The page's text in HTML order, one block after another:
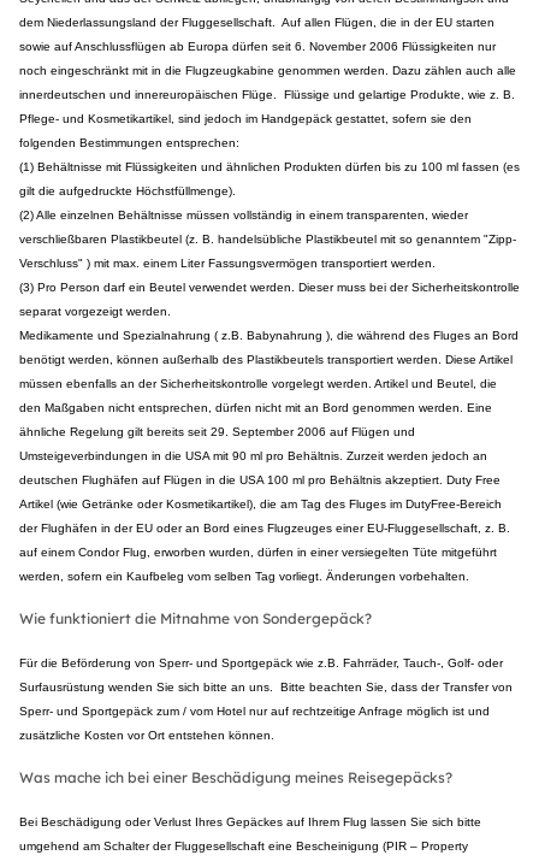
dem Niederlassungsland der Fluggesellschaft. Auf allen Flügen, die in der EU starten
sowie auf Anschlussflügen ab Europa dürfen seit 6. November 2006 Flüssigkeiten nur
noch eingeschränkt mit in die Flugzeugkabine genommen werden. Dazu zählen auch alle
innerdeutschen und innereuropäischen Flüge. Flüssige und gelartige Produkte, wie z. B.
Pflege- und Kosmetikartikel, sind jedoch im Handgepäck gestattet, sofern sie den
folgenden Bestimmungen entsprechen:
(1) Behältnisse mit Flüssigkeiten und ähnlichen Produkten dürfen bis zu 100 ml fassen (es
gilt die aufgedruckte Höchstfüllmenge).
(2) Alle einzelnen Behältnisse müssen vollständig in einem transparenten, wieder
verschließbaren Plastikbeutel (z. B. handelsübliche Plastikbeutel mit so genanntem "Zipp-
Verschluss" ) mit max. einem Liter Fassungsvermögen transportiert werden.
(3) Pro Person darf ein Beutel verwendet werden. Dieser muss bei der Sicherheitskontrolle
separat vorgezeigt werden.
Medikamente und Spezialnahrung ( z.B. Babynahrung ), die während des Fluges an Bord
benötigt werden, können außerhalb des Plastikbeutels transportiert werden. Diese Artikel
müssen ebenfalls an der Sicherheitskontrolle vorgelegt werden. Artikel und Beutel, die
den Maßgaben nicht entsprechen, dürfen nicht mit an Bord genommen werden. Eine
ähnliche Regelung gilt bereits seit 29. September 2006 auf Flügen und
Umsteigeverbindungen in die USA mit 90 ml pro Behältnis. Zurzeit werden jedoch an
deutschen Flughäfen auf Flügen in die USA 100 ml pro Behältnis akzeptiert. Duty Free
Artikel (wie Getränke oder Kosmetikartikel), die am Tag des Fluges im DutyFree-Bereich
der Flughäfen in der EU oder an Bord eines Flugzeuges einer EU-Fluggesellschaft, z. B.
auf einem Condor Flug, erworben wurden, dürfen in einer versiegelten Tüte mitgeführt
werden, sofern ein Kaufbeleg vom selben Tag vorliegt. Änderungen vorbehalten.
Wie funktioniert die Mitnahme von Sondergepäck?
Für die Beförderung von Sperr- und Sportgepäck wie z.B. Fahrräder, Tauch-, Golf- oder
Surfausrüstung wenden Sie sich bitte an uns. Bitte beachten Sie, dass der Transfer von
Sperr- und Sportgepäck zum / vom Hotel nur auf rechtzeitige Anfrage möglich ist und
zusätzliche Kosten vor Ort entstehen können.
Was mache ich bei einer Beschädigung meines Reisegepäcks?
Bei Beschädigung oder Verlust Ihres Gepäckes auf Ihrem Flug lassen Sie sich bitte
umgehend am Schalter der Fluggesellschaft eine Bescheinigung (PIR – Property